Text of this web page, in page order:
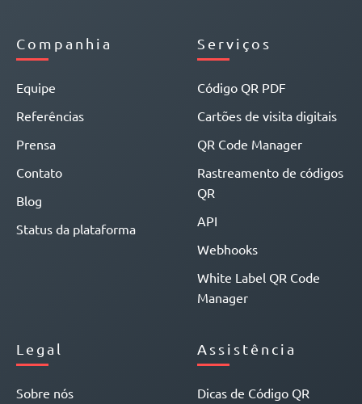
Companhia
Equipe
Referências
Prensa
Contato
Blog
Status da plataforma
Serviços
Código QR PDF
Cartões de visita digitais
QR Code Manager
Rastreamento de códigos
QR
API
Webhooks
White Label QR Code
Manager
Legal
Sobre nós
Assistência
Dicas de Código QR